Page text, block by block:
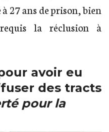
27 ans de prison, bien
la réclusion à
avoir eu
des tracts
pour la